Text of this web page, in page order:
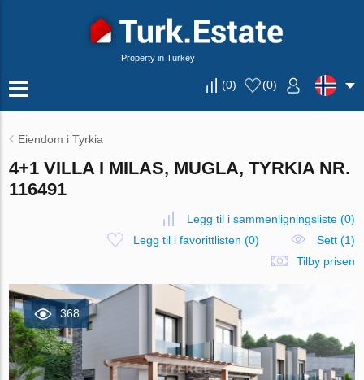
Property in Turkey
(0) (0)
Eiendom i Tyrkia
4+1 VILLA I MILAS, MUGLA, TYRKIA NR.
116491
Legg til i sammenligningsliste(0)
Legg til i favorittlisten (0)
Sett (1)
Tilby prisen
368